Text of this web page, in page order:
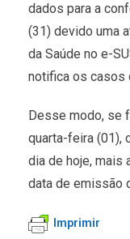
dados para a
(31) devido uma
da Saúde no e-
notifica os casos
Desse modo, se
quarta-feira (01),
dia de hoje, mais
data de emissão
Imprimir